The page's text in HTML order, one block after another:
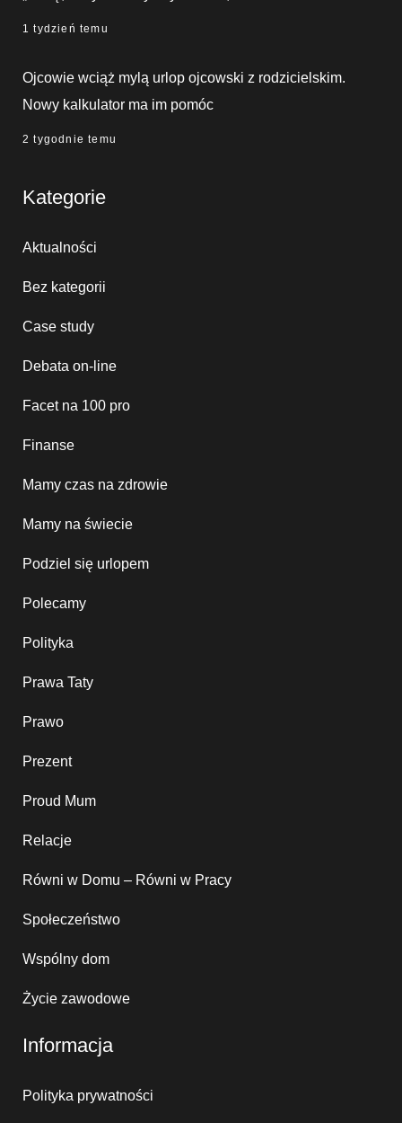
1 tydzień temu
Ojcowie wciąż mylą urlop ojcowski z rodzicielskim.
Nowy kalkulator ma im pomóc
2 tygodnie temu
Kategorie
Aktualności
Bez kategorii
Case study
Debata on-line
Facet na 100 pro
Finanse
Mamy czas na zdrowie
Mamy na świecie
Podziel się urlopem
Polecamy
Polityka
Prawa Taty
Prawo
Prezent
Proud Mum
Relacje
Równi w Domu – Równi w Pracy
Społeczeństwo
Wspólny dom
Życie zawodowe
Informacja
Polityka prywatności